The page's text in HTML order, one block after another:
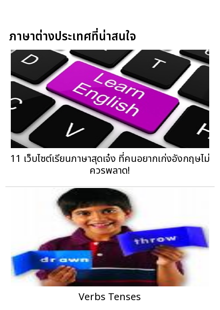
ภาษาต่างประเทศที่น่าสนใจ
11 เว็บไซต์เรียนภาษาสุดเจ๋ง ที่คนอยากเก่งอังกฤษไม่
ควรพลาด!
Verbs Tenses